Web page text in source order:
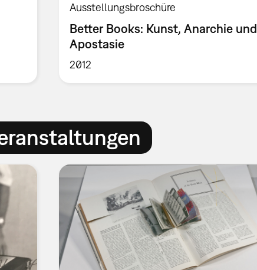
Ausstellungsbroschüre
Better Books: Kunst, Anarchie und
Apostasie
2012